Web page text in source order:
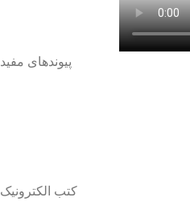
پیوندهای مفید
کتب الکترونیک